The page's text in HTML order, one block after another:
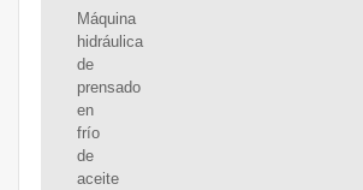
Máquina
hidráulica
de
prensado
en
frío
de
aceite